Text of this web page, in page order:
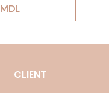
MDL
CLIENT